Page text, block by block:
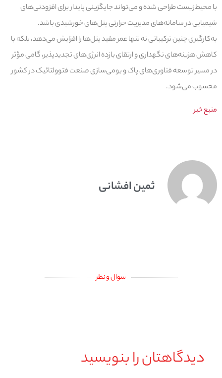
با محیط‌زیست طراحی شده و می‌تواند جایگزینی پایدار برای افزودنی‌های
شیمیایی در سامانه‌های مدیریت حرارتی پنل‌های خورشیدی باشد.
به‌کارگیری چنین ترکیباتی نه تنها عمر مفید پنل‌ها را افزایش می‌دهد، بلکه با
کاهش هزینه‌های نگهداری و ارتقای بازده انرژی‌های تجدیدپذیر، گامی مؤثر
در مسیر توسعه فناوری‌های پاک و بومی‌سازی صنعت فتوولتائیک در کشور
محسوب می‌شود.
منبع خبر
ثمین افشانی
سوال و نظر
دیدگاهتان را بنویسید